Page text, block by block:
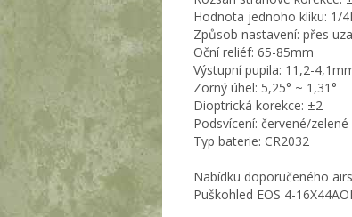
Hodnota jednoho kliku: 1/
Způsob nastavení: přes
Oční reliéf: 65-85mm
Výstupní pupila: 11,2-
Zorný úhel: 5,25° ~ 1,31°
Dioptrická korekce: ±2
Podsvícení: červené/zelené
Typ baterie: CR2032
Nabídku doporučeného
Puškohled EOS 4-